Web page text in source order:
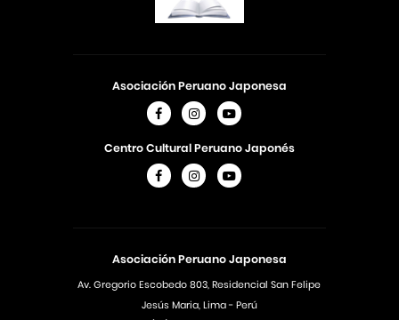
Asociación Peruano Japonesa
Av. Gregorio Escobedo 803, Residencial San Felipe
Jesús Maria, Lima - Perú
Asociación Peruano Japonesa
Centro Cultural Peruano Japonés